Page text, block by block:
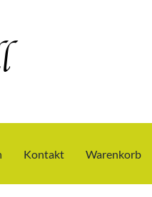
Kontakt Warenkorb